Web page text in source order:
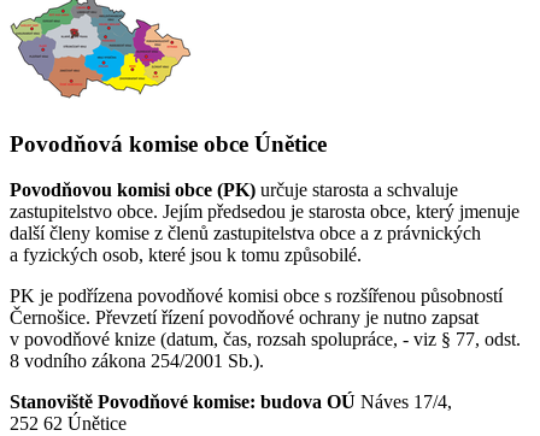
Povodňová komise obce Únětice
Povodňovou komisi obce (PK) určuje starosta a schvaluje
zastupitelstvo obce. Jejím předsedou je starosta obce, který jmenuje
další členy komise z členů zastupitelstva obce a z právnických
a fyzických osob, které jsou k tomu způsobilé.
PK je podřízena povodňové komisi obce s rozšířenou působností
Černošice. Převzetí řízení povodňové ochrany je nutno zapsat
v povodňové knize (datum, čas, rozsah spolupráce, - viz § 77, odst.
8 vodního zákona 254/2001 Sb.).
Stanoviště Povodňové komise: budova OÚ Náves 17/4,
252 62 Únětice